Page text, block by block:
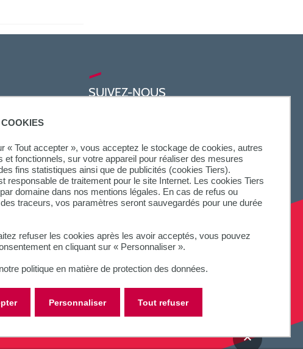
« Tout accepter », vous acceptez le stockage de cookies, autres
et fonctionnels, sur votre appareil pour réaliser des mesures
fins statistiques ainsi que de publicités (cookies Tiers).
responsable de traitement pour le site Internet. Les cookies Tiers
domaine dans nos mentions légales. En cas de refus ou
traceurs, vos paramètres seront sauvegardés pour une durée
refuser les cookies après les avoir acceptés, vous pouvez
en cliquant sur « Personnaliser ».
politique en matière de protection des données.
Tout refuser
Personnaliser
SUIVEZ-NOUS